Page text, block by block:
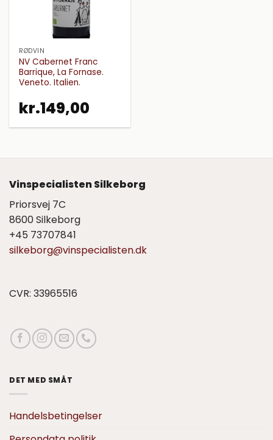
RØDVIN
NV Cabernet Franc
Barrique, La Fornase.
Veneto. Italien.
kr.149,00
Vinspecialisten Silkeborg
Priorsvej 7C
8600 Silkeborg
+45 73707841
silkeborg@vinspecialisten.dk
CVR: 33965516
DET MED SMÅT
Handelsbetingelser